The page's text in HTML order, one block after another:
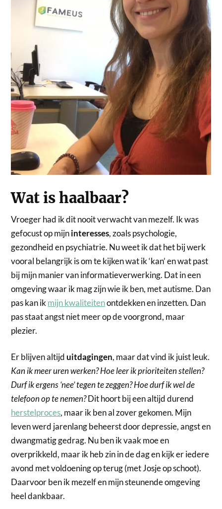
Wat is haalbaar?
Vroeger had ik dit nooit verwacht van mezelf. Ik was
gefocust op mijninteresses, zoals psychologie,
gezondheid en psychiatrie. Nu weet ik dat het bij werk
vooral belangrijk is om te kijken wat ik ‘kan’ en wat past
bij mijn manier van informatieverwerking. Dat in een
omgeving waar ik mag zijn wie ik ben, met autisme. Dan
pas kan ikmijn kwaliteitenontdekken en inzetten. Dan
pas staat angst niet meer op de voorgrond, maar
plezier.
Er blijven altijd uitdagingen, maar dat vind ik juist leuk.
Kan ik meer uren werken? Hoe leer ik prioriteiten stellen?
Durf ik ergens ‘nee’ tegen te zeggen?Hoe durf ik wel de
telefoon op te nemen?Dit hoort bij een altijd durend
herstelproces, maar ik ben al zover gekomen. Mijn
leven werd jarenlang beheerst door depressie, angst en
dwangmatig gedrag. Nu ben ik vaak moe en
overprikkeld, maar ik heb zin in de dag en kijk er iedere
avond met voldoening op terug (met Josje op schoot).
Daarvoor ben ik mezelf en mijn steunende omgeving
heel dankbaar.